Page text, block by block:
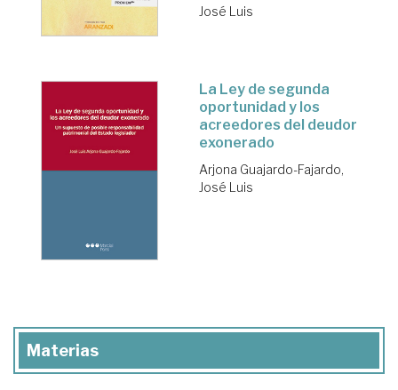
José Luis
La Ley de segunda
oportunidad y los
acreedores del deudor
exonerado
Arjona Guajardo-Fajardo,
José Luis
Materias